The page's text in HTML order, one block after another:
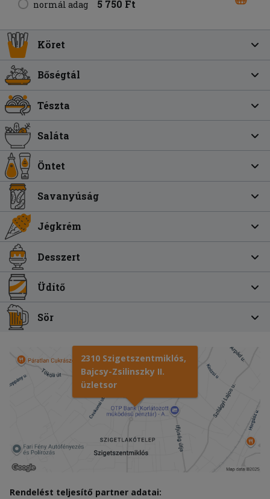
normál adag 5 750 Ft
Köret
Bőségtál
Tészta
Saláta
Öntet
Savanyúság
Jégkrém
Desszert
Üdítő
Sör
2310 Szigetszentmiklós,
Bajcsy-Zsilinszky II.
üzletsor
Rendelést teljesítő partner adatai: